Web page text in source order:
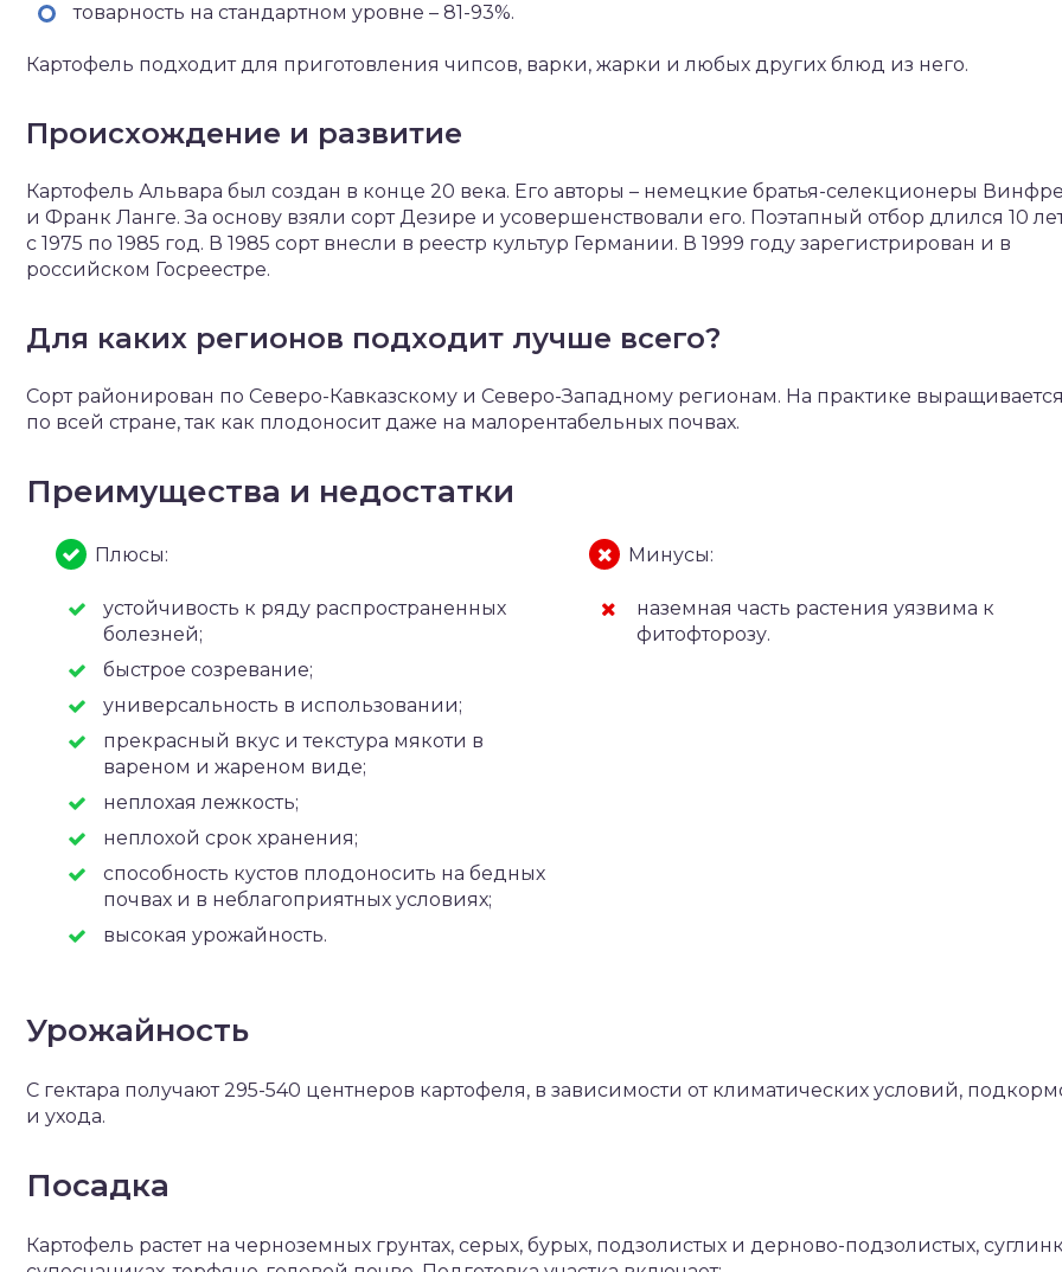
товарность на стандартном уровне – 81-93%.
Картофель подходит для приготовления чипсов, варки, жарки и любых других блюд из него.
Происхождение и развитие
Картофель Альвара был создан в конце 20 века. Его авторы – немецкие братья-селекционеры
и Франк Ланге. За основу взяли сорт Дезире и усовершенствовали его. Поэтапный отбор длился 10
с 1975 по 1985 год. В 1985 сорт внесли в реестр культур Германии. В 1999 году зарегистрирован и в
российском Госреестре.
Для каких регионов подходит лучше всего?
Сорт районирован по Северо-Кавказскому и Северо-Западному регионам. На практике
по всей стране, так как плодоносит даже на малорентабельных почвах.
Преимущества и недостатки
Плюсы:
устойчивость к ряду распространенных
болезней;
быстрое созревание;
универсальность в использовании;
прекрасный вкус и текстура мякоти в
вареном и жареном виде;
неплохая лежкость;
неплохой срок хранения;
способность кустов плодоносить на бедных
почвах и в неблагоприятных условиях;
высокая урожайность.
Минусы:
наземная часть растения уязвима к
фитофторозу.
Урожайность
С гектара получают 295-540 центнеров картофеля, в зависимости от климатических условий,
и ухода.
Посадка
Картофель растет на черноземных грунтах, серых, бурых, подзолистых и дерново-подзолистых,